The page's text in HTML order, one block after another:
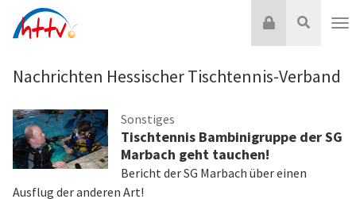
Inhalt
Suche
Login
Nachrichten Hessischer Tischtennis-Verband
Sonstiges
Tischtennis Bambinigruppe der SG
Marbach geht tauchen!
Bericht der SG Marbach über einen
Ausflug der anderen Art!